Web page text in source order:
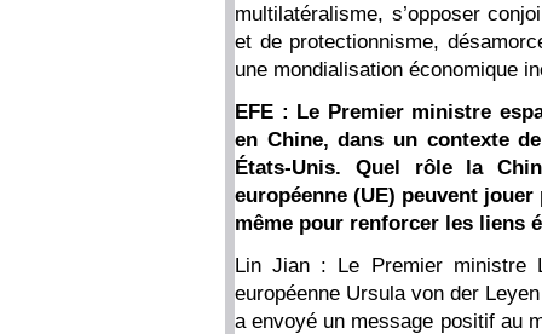
multilatéralisme, s’opposer
et de protectionnisme,
une mondialisation économique
EFE : Le Premier ministre
en Chine, dans un contexte
États-Unis. Quel rôle la
européenne (UE) peuvent
même pour renforcer les liens
Lin Jian : Le Premier ministre
européenne Ursula von der
a envoyé un message positif au